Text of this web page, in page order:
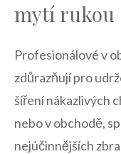
mytí rukou
Profesionálové v
zdůrazňují pro
šíření nákazlivých⁣
nebo v obchodě,
nejúčinnějších